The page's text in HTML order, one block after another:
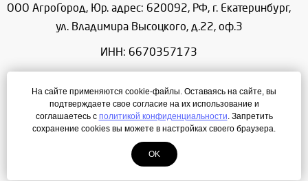
ООО АгроГород, Юр. адрес: 620092, РФ, г. Екатеринбург,
ул. Владимира Высоцкого, д.22, оф.3
ИНН: 6670357173
ОГРН: 1156658086166
Режим работы: с 9:00 до 18:00
Создание сайта — ЛегионА
На сайте применяются cookie-файлы. Оставаясь на сайте, вы
подтверждаете свое согласие на их использование и
соглашаетесь с политикой конфиденциальности. Запретить
сохранение cookies вы можете в настройках своего браузера.
OK